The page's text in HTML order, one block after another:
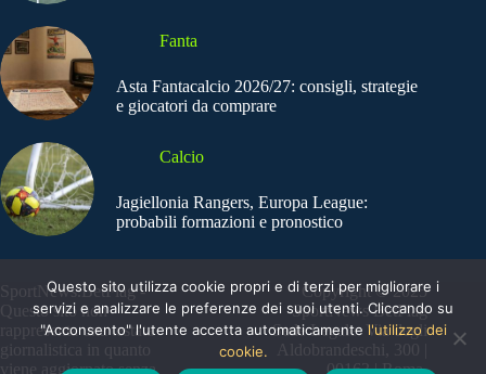
Fanta
Asta Fantacalcio 2026/27: consigli, strategie
e giocatori da comprare
Calcio
Jagiellonia Rangers, Europa League:
probabili formazioni e pronostico
SportNews.BetFlag -
Questo sito non
rappresenta una testata
giornalistica in quanto
viene aggiornato senza
Copyright © 2025
SportNews BetFlag
Sede Legale: Via degli
Aldobrandeschi, 300 |
00163 | Roma
Questo sito utilizza cookie propri e di terzi per migliorare i
servizi e analizzare le preferenze dei suoi utenti. Cliccando su
"Acconsento" l'utente accetta automaticamente l'utilizzo dei
cookie.